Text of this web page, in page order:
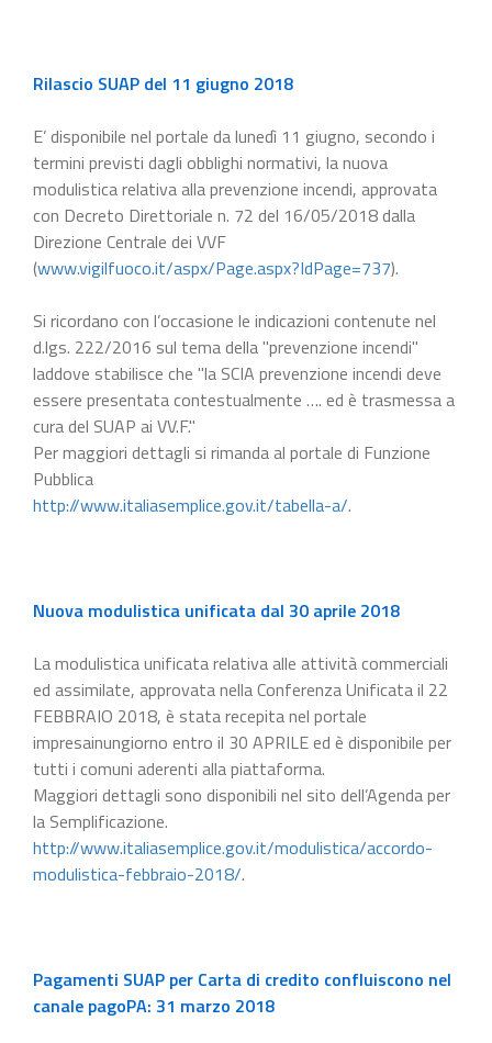
Rilascio SUAP del 11 giugno 2018
E’ disponibile nel portale da lunedì 11 giugno, secondo i
termini previsti dagli obblighi normativi, la nuova
modulistica relativa alla prevenzione incendi, approvata
con Decreto Direttoriale n. 72 del 16/05/2018 dalla
Direzione Centrale dei VVF
(www.vigilfuoco.it/aspx/Page.aspx?IdPage=737).
Si ricordano con l’occasione le indicazioni contenute nel
d.lgs. 222/2016 sul tema della "prevenzione incendi"
laddove stabilisce che "la SCIA prevenzione incendi deve
essere presentata contestualmente …. ed è trasmessa a
cura del SUAP ai VV.F."
Per maggiori dettagli si rimanda al portale di Funzione
Pubblica
http://www.italiasemplice.gov.it/tabella-a/.
Nuova modulistica unificata dal 30 aprile 2018
La modulistica unificata relativa alle attività commerciali
ed assimilate, approvata nella Conferenza Unificata il 22
FEBBRAIO 2018, è stata recepita nel portale
impresainungiorno entro il 30 APRILE ed è disponibile per
tutti i comuni aderenti alla piattaforma.
Maggiori dettagli sono disponibili nel sito dell’Agenda per
la Semplificazione.
http://www.italiasemplice.gov.it/modulistica/accordo-
modulistica-febbraio-2018/.
Pagamenti SUAP per Carta di credito confluiscono nel
canale pagoPA: 31 marzo 2018